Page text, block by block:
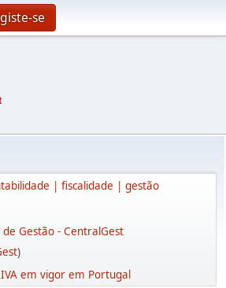
se
| fiscalidade | gestão
Gestão - CentralGest
)
em vigor em Portugal